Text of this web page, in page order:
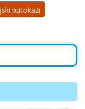
putokazi